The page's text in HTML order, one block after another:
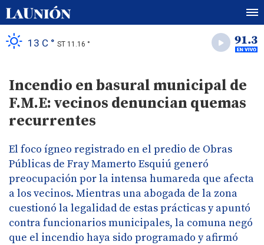
13 C ° ST 11.16 °
Incendio en basural municipal de
F.M.E: vecinos denuncian quemas
recurrentes
El foco ígneo registrado en el predio de Obras
Públicas de Fray Mamerto Esquiú generó
preocupación por la intensa humareda que afecta
a los vecinos. Mientras una abogada de la zona
cuestionó la legalidad de estas prácticas y apuntó
contra funcionarios municipales, la comuna negó
que el incendio haya sido programado y afirmó